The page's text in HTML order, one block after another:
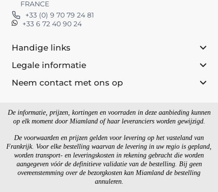
FRANCE
+33 (0) 9 70 79 24 81
+33 6 72 40 90 24
Handige links
Legale informatie
Neem contact met ons op
De informatie, prijzen, kortingen en voorraden in deze aanbieding kunnen
op elk moment door Miamland of haar leveranciers worden gewijzigd.
De voorwaarden en prijzen gelden voor levering op het vasteland van
Frankrijk. Voor elke bestelling waarvan de levering in uw regio is gepland,
worden transport- en leveringskosten in rekening gebracht die worden
aangegeven vóór de definitieve validatie van de bestelling. Bij geen
overeenstemming over de bezorgkosten kan Miamland de bestelling
annuleren.